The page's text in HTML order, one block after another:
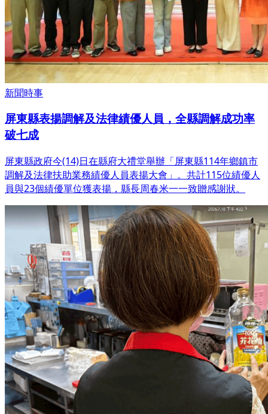
新聞時事
屏東縣表揚調解及法律績優人員，全縣調解成功率
破七成
屏東縣政府今(14)日在縣府大禮堂舉辦「屏東縣114年鄉鎮市
調解及法律扶助業務績優人員表揚大會」。共計115位績優人
員與23個績優單位獲表揚，縣長周春米一一致贈感謝狀。